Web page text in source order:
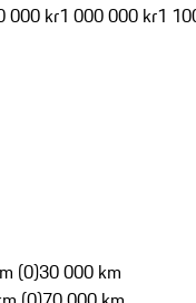
000 kr1 000 000 kr1
(0)30 000 km